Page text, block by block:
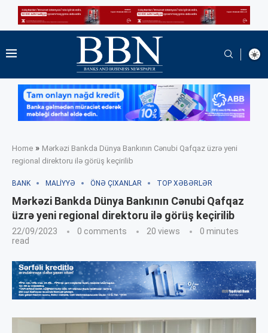
Home » Mərkəzi Bankda Dünya Bankının Cənubi Qafqaz üzrə yeni
regional direktoru ilə görüş keçirilib
BANK MALIYYƏ ÖNƏ ÇIXANLAR TOP XƏBƏRLƏR
Mərkəzi Bankda Dünya Bankının Cənubi Qafqaz
üzrə yeni regional direktoru ilə görüş keçirilib
22/09/2023 0 comments 20 views
0 minutes
read